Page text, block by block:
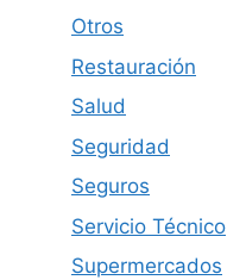
Otros
Restauración
Salud
Seguridad
Seguros
Servicio Técnico
Supermercados